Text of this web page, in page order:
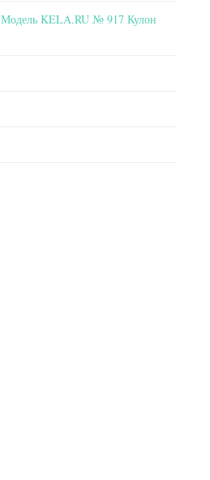
Модель KELA.RU № 917 Кулон